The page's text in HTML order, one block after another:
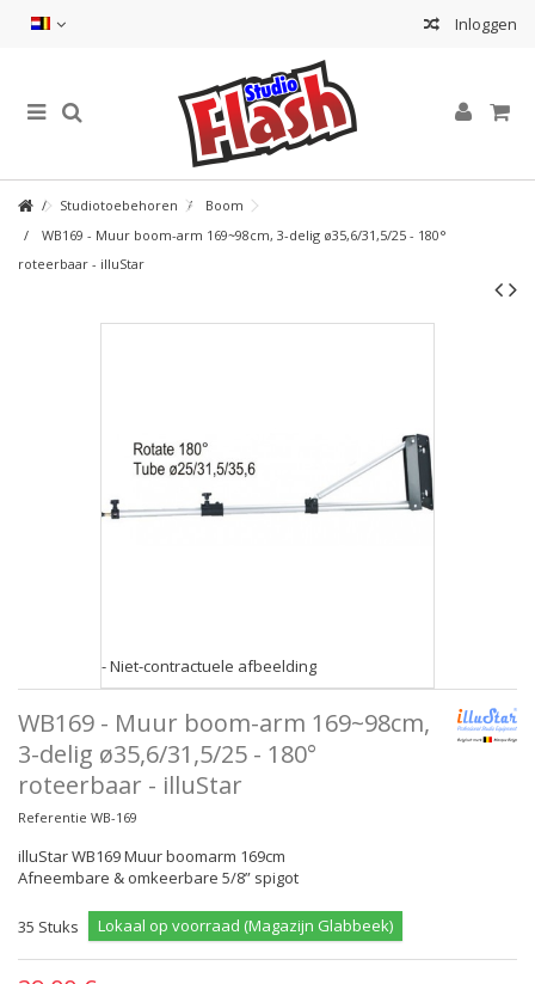
Inloggen
Studiotoebehoren
Boom
WB169 - Muur boom-arm 169~98cm, 3-delig ø35,6/31,5/25 - 180°
roteerbaar - illuStar
- Niet-contractuele afbeelding
WB169 - Muur boom-arm 169~98cm,
3-delig ø35,6/31,5/25 - 180°
roteerbaar - illuStar
Referentie WB-169
illuStar WB169 Muur boomarm 169cm
Afneembare & omkeerbare 5/8” spigot
35 Stuks Lokaal op voorraad (Magazijn Glabbeek)